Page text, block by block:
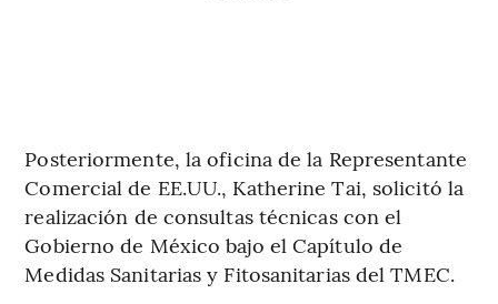
Posteriormente, la oficina de la Representante
Comercial de EE.UU., Katherine Tai, solicitó la
realización de consultas técnicas con el
Gobierno de México bajo el Capítulo de
Medidas Sanitarias y Fitosanitarias del TMEC.